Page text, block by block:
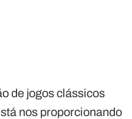
de jogos clássicos
nos proporcionando